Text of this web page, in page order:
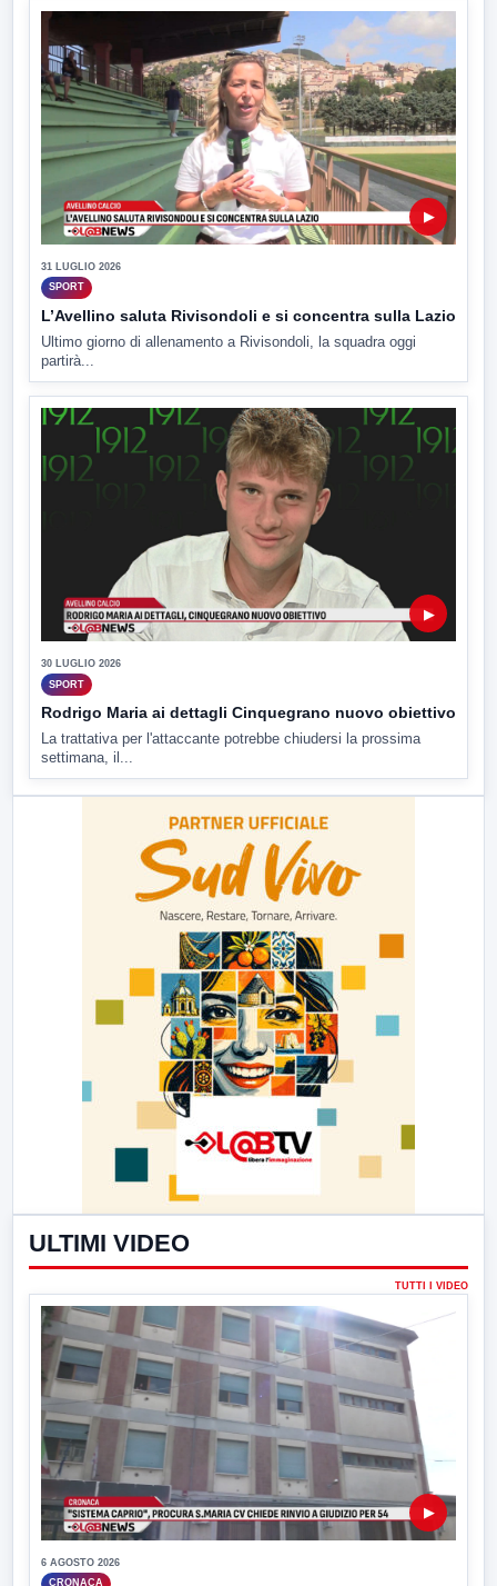
▶
31 LUGLIO 2026
SPORT
L’Avellino saluta Rivisondoli e si concentra sulla Lazio
Ultimo giorno di allenamento a Rivisondoli, la squadra oggi
partirà...
▶
30 LUGLIO 2026
SPORT
Rodrigo Maria ai dettagli Cinquegrano nuovo obiettivo
La trattativa per l'attaccante potrebbe chiudersi la prossima
settimana, il...
ULTIMI VIDEO
TUTTI I VIDEO
▶
6 AGOSTO 2026
CRONACA